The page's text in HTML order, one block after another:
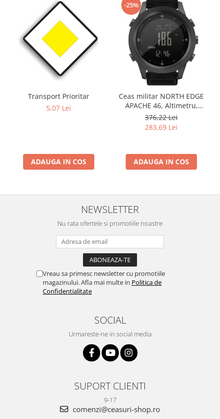
Transport Prioritar
5,07 Lei
ADAUGA IN COS
-25%
Ceas militar NORTH EDGE
APACHE 46, Altimetru,
Barometru, Cronometru,
Termometru, Pedometru,
Busola
376,22 Lei
283,69 Lei
ADAUGA IN COS
NEWSLETTER
Nu rata ofertele si promotiile noastre
Vreau sa primesc newsletter cu promotiile
magazinului. Afla mai multe in Politica de
Confidentialitate
SOCIAL
Urmareste-ne in social media
SUPORT CLIENTI
9-17
comenzi@ceasuri-shop.ro